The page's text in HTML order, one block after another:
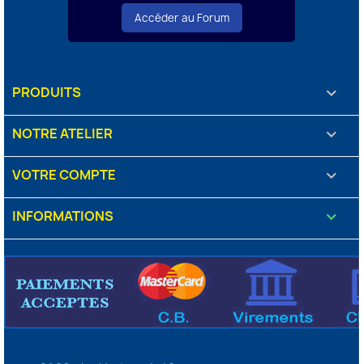
Accéder au Forum
PRODUITS 
NOTRE ATELIER 
VOTRE COMPTE 
INFORMATIONS keyboard_arrow_down